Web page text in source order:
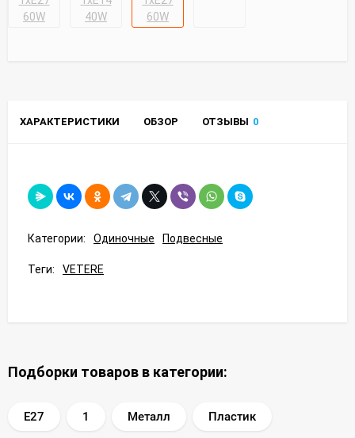
ХАРАКТЕРИСТИКИ ОБЗОР ОТЗЫВЫ 0
Категории: Одиночные Подвесные
Теги: VETERE
Подборки товаров в категории:
E27 1 Металл Пластик